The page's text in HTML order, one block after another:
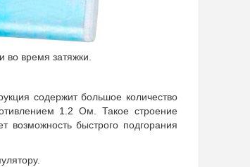
во время затяжки.
содержит большое количество
1.2 Ом. Такое строение
возможность быстрого подгорания